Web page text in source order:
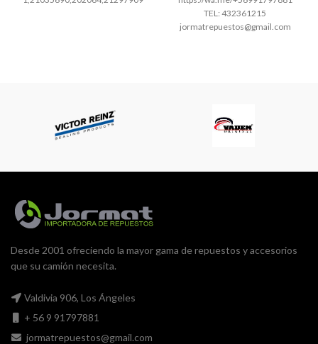
TEL: 432361215
jormatrepuestos@gmail.com
Desde 2001 ofreciendo la mayor gama de repuestos y accesorios
que su camión necesita.
Valdivia 906, Los Ángeles
+ 56 9 91797881
jormatrepuestos@gmail.com